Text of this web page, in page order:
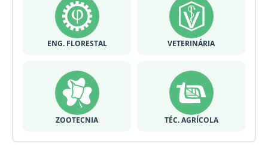
ENG. FLORESTAL VETERINÁRIA
ZOOTECNIA TÉC. AGRÍCOLA